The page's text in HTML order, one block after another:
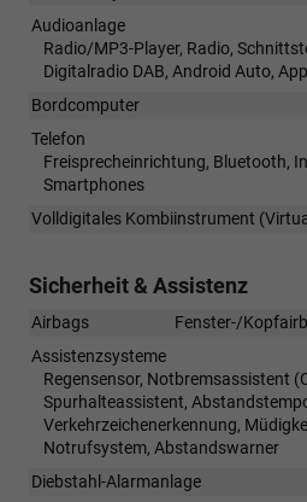
Audioanlage
Radio/MP3-Player, Radio,
Digitalradio DAB, Android Auto,
Bordcomputer
Telefon
Freisprecheinrichtung, Bluetooth,
Smartphones
Volldigitales Kombiinstrument
Sicherheit & Assistenz
Airbags
Fenster-/
Assistenzsysteme
Regensensor, Notbremsassistent
Spurhalteassistent,
Verkehrzeichenerkennung,
Notrufsystem, Abstandswarner
Diebstahl-Alarmanlage